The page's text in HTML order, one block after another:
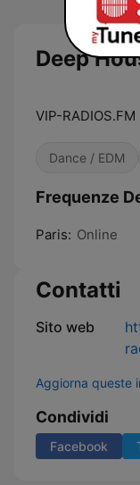
Deep
VIP-
Dance / EDM
Frequenze
Paris: Online
Contatti
Sito web
Aggiorna queste
Condividi
Facebook